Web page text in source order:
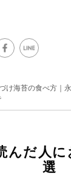
け海苔の食べ方｜
んだ人
選